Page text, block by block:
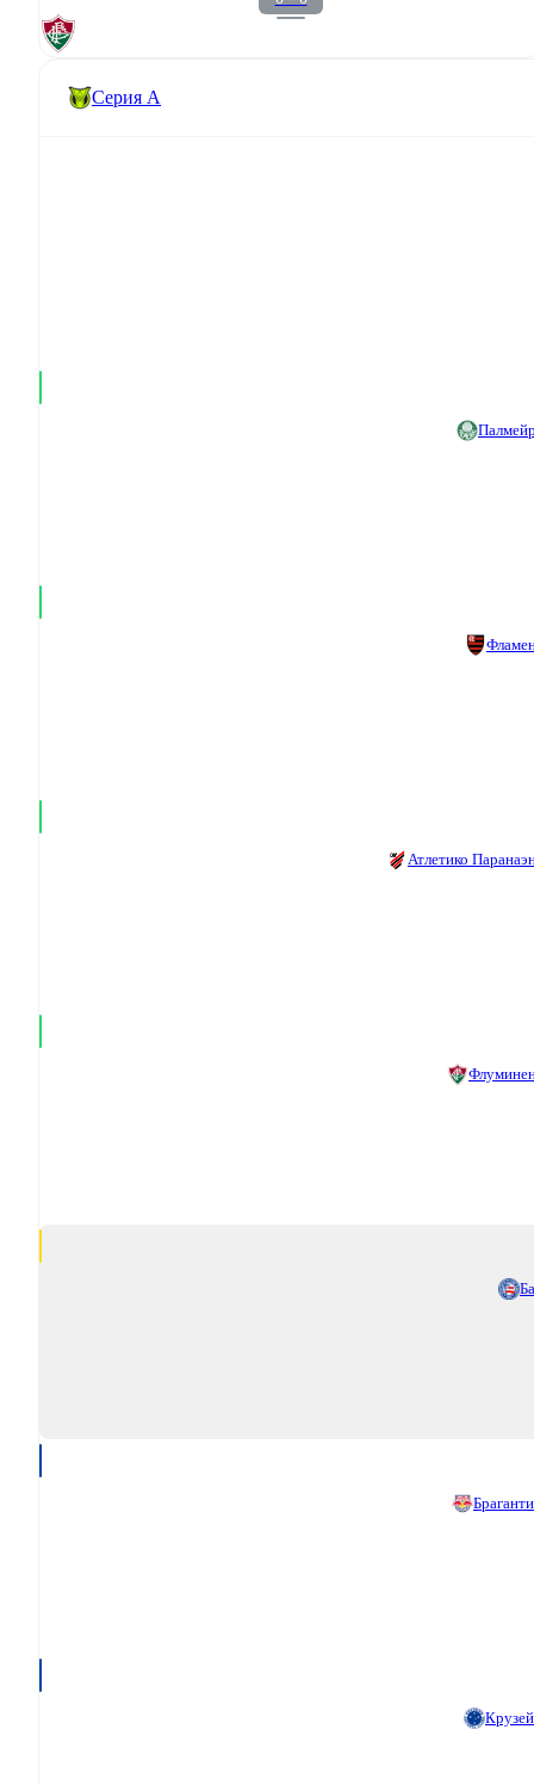
Серия А
Атлетико